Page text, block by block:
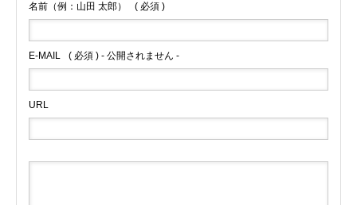
名前（例：山田 太郎） ( 必須 )
E-MAIL ( 必須 ) - 公開されません -
URL